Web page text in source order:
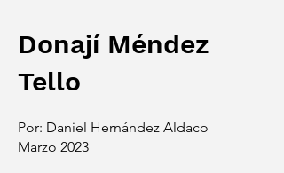
Donají Méndez
Tello
Por: Daniel Hernández Aldaco
Marzo 2023